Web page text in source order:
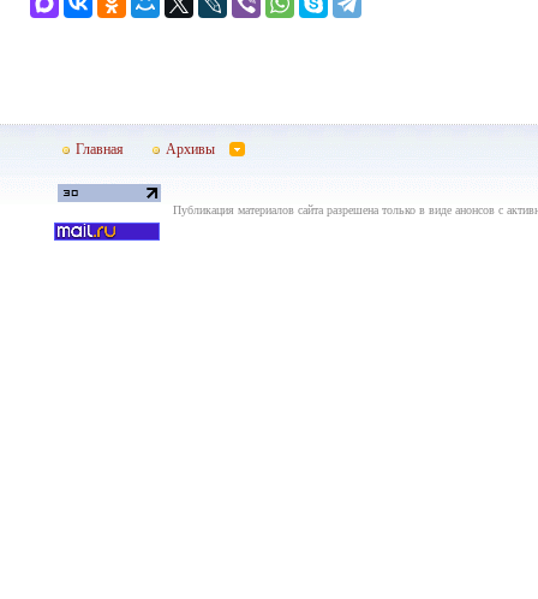
Главная Архивы
Публикация материалов сайта разрешена только в виде анонсов с